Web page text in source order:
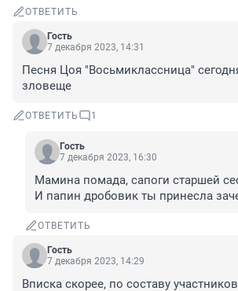
ОТВЕТИТЬ
Гость
7 декабря 2023, 14:31
Песня Цоя "Восьмиклассница"
зловеще
ОТВЕТИТЬ 1
Гость
7 декабря 2023, 16:30
Мамина помада, сапоги старшей
И папин дробовик ты принесла
ОТВЕТИТЬ
Гость
7 декабря 2023, 14:29
Вписка скорее, по составу